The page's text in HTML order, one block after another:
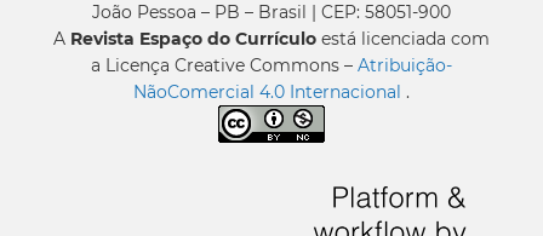
João Pessoa – PB – Brasil | CEP: 58051-900
A Revista Espaço do Currículo está licenciada com
a Licença Creative Commons – Atribuição-
NãoComercial 4.0 Internacional .